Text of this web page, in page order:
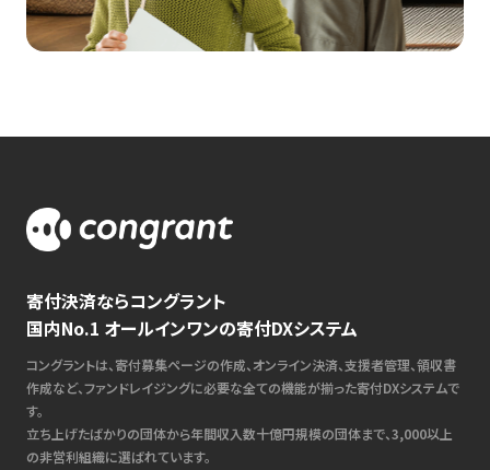
寄付決済ならコングラント
国内No.1 オールインワンの寄付DXシステム
コングラントは、寄付募集ページの作成、オンライン決済、支援者管理、領収書
作成など、ファンドレイジングに必要な全ての機能が揃った寄付DXシステムで
す。
立ち上げたばかりの団体から年間収入数十億円規模の団体まで、3,000以上
の非営利組織に選ばれています。